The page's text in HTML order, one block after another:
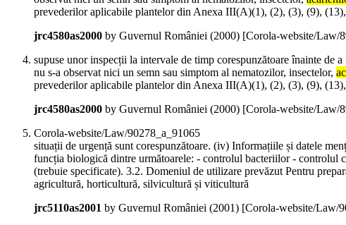
prevederilor aplicabile plantelor din Anexa III(A)(1), (2), (3), (9),
jrc4580as2000 by Guvernul României (2000) [Corola-website/Law/
supuse unor inspecții la intervale de timp corespunzătoare înainte
nu s-a observat nici un semn sau simptom al nematozilor, insectelor,
prevederilor aplicabile plantelor din Anexa III(A)(1), (2), (3), (9),
jrc4580as2000 by Guvernul României (2000) [Corola-website/Law/
Corola-website/Law/90278_a_91065
situații de urgență sunt corespunzătoare. (iv) Informațiile și datele
funcția biologică dintre următoarele: - controlul bacteriilor - controlul
(trebuie specificate). 3.2. Domeniul de utilizare prevăzut Pentru
agricultură, horticultură, silvicultură și viticultură
jrc5110as2001 by Guvernul României (2001) [Corola-website/Law/